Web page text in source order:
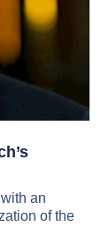
an
of the